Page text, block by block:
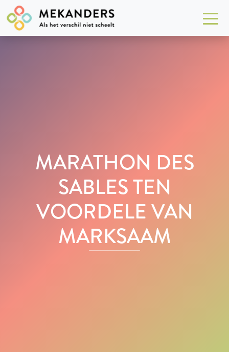
MARATHON DES
SABLES TEN
VOORDELE VAN
MARKSAAM